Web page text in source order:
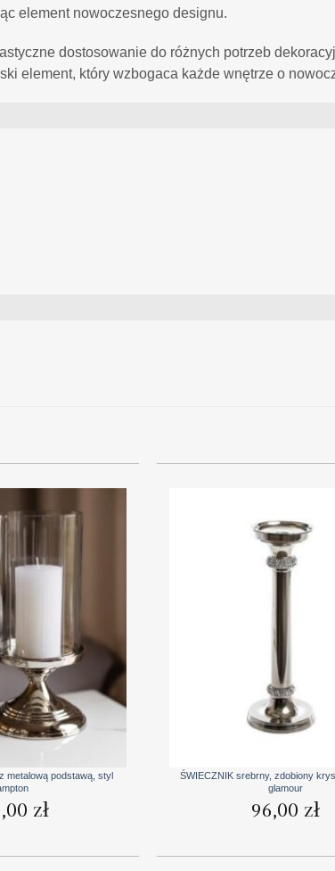
element nowoczesnego designu.
dostosowanie do różnych potrzeb
element, który wzbogaca każde wnętrze o
metalową podstawą, styl
zł
ŚWIECZNIK srebrny, zdobiony
glamour
96,00 zł